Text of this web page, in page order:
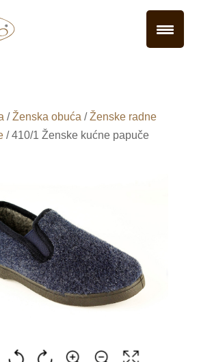
/Ženska obuća /Ženske radne
/ 410/1 Ženske kućne papuče